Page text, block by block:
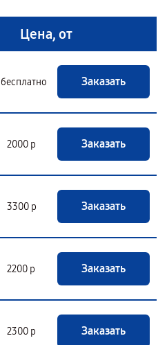
Цена, от
бесплатно Заказать
2000 р Заказать
3300 р Заказать
2200 р Заказать
2300 р Заказать